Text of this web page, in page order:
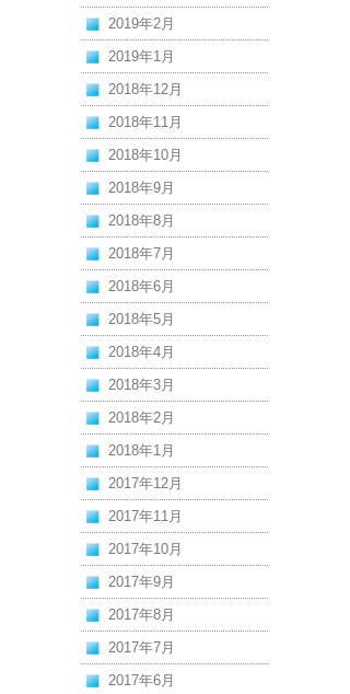
2019年2月
2019年1月
2018年12月
2018年11月
2018年10月
2018年9月
2018年8月
2018年7月
2018年6月
2018年5月
2018年4月
2018年3月
2018年2月
2018年1月
2017年12月
2017年11月
2017年10月
2017年9月
2017年8月
2017年7月
2017年6月